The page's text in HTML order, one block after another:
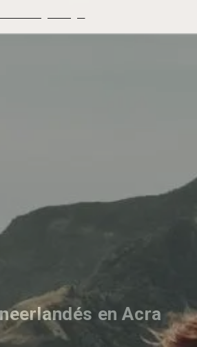
en Acra